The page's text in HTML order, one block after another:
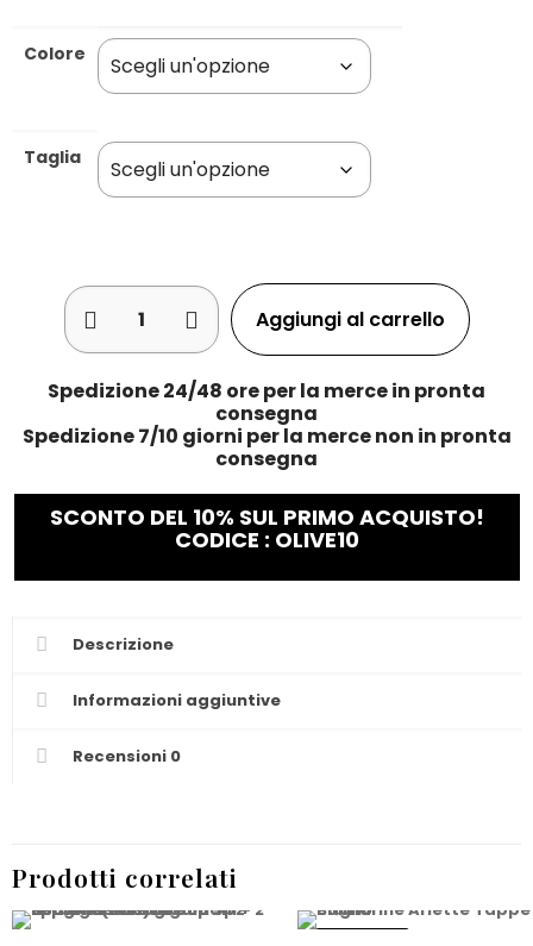
Colore
Taglia
Aggiungi al carrello
Spedizione 24/48 ore per la merce in pronta
consegna
Spedizione 7/10 giorni per la merce non in pronta
consegna
SCONTO DEL 10% SUL PRIMO ACQUISTO!
CODICE : OLIVE10
Descrizione
Informazioni aggiuntive
Recensioni 0
Prodotti correlati